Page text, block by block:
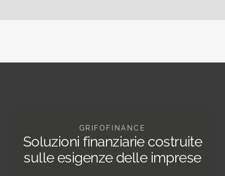
GRIFOFINANCE
Soluzioni finanziarie costruite
sulle esigenze delle imprese